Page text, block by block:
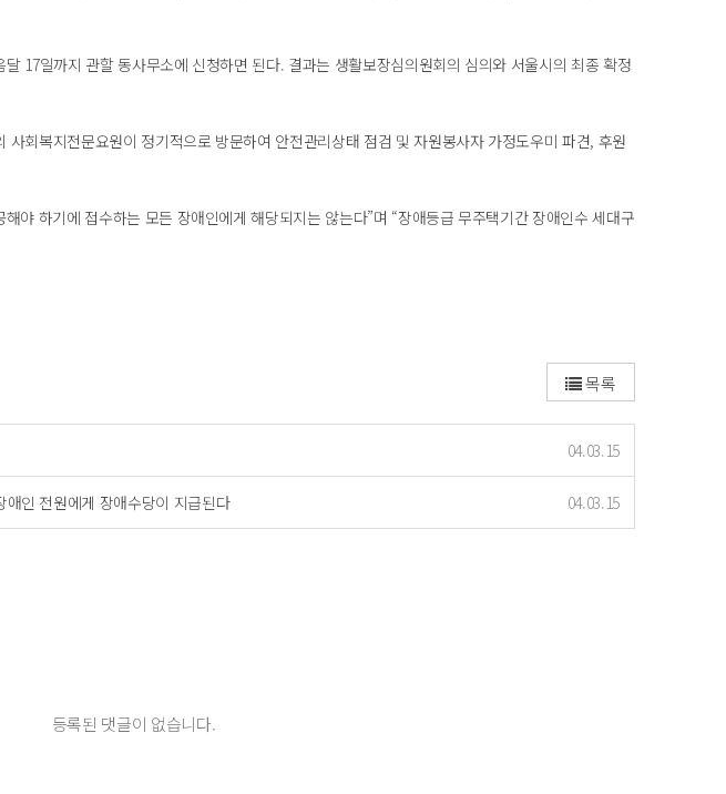
17일까지 관할 동사무소에 신청하면 된다. 결과는 생활보장심의원회의 심의와 서울시의 최종 확정
회복지전문요원이 정기적으로 방문하여 안전관리상태 점검 및 자원봉사자 가정도우미 파견, 후원
야 하기에 접수하는 모든 장애인에게 해당되지는 않는다”며 “장애등급 무주택기간 장애인수 세대구
목록
04.03.15
인 전원에게 장애수당이 지급된다 04.03.15
등록된 댓글이 없습니다.